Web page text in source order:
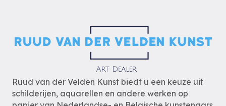
Ruud van der Velden Kunst biedt u een keuze uit
schilderijen, aquarellen en andere werken op